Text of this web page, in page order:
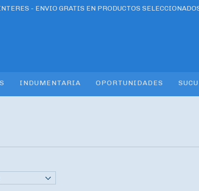
- ENVIO GRATIS EN PRODUCTOS
INDUMENTARIA OPORTUNIDADES